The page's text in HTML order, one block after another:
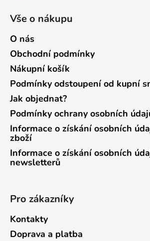
Vše o nákupu
O nás
Obchodní podmínky
Nákupní košík
Podmínky odstoupení od kupní
Jak objednat?
Podmínky ochrany osobních
Informace o získání osobních
zboží
Informace o získání osobních
newsletterů
Pro zákazníky
Kontakty
Doprava a platba